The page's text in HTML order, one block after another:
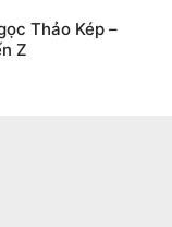
Thảo Kép –
Z